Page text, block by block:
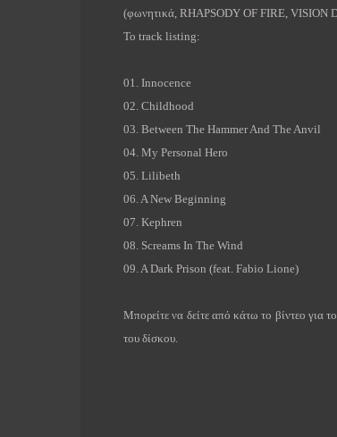
(φωνητικά, RHAPSODY OF FIRE, VISION
To track listing:
01. Innocence
02. Childhood
03. Between The Hammer And The Anvil
04. My Personal Hero
05. Lilibeth
06.A New Beginning
07. Kephren
08. Screams In The Wind
09.A Dark Prison (feat. Fabio Lione)
Μπορείτε να δείτε από κάτω το βίντεο για
του δίσκου.